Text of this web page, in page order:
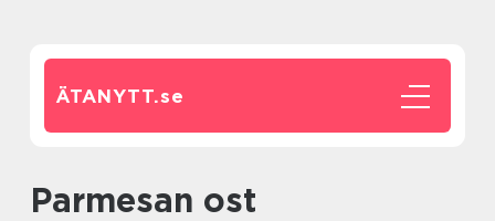
ÄTANYTT.se
parmesan ost